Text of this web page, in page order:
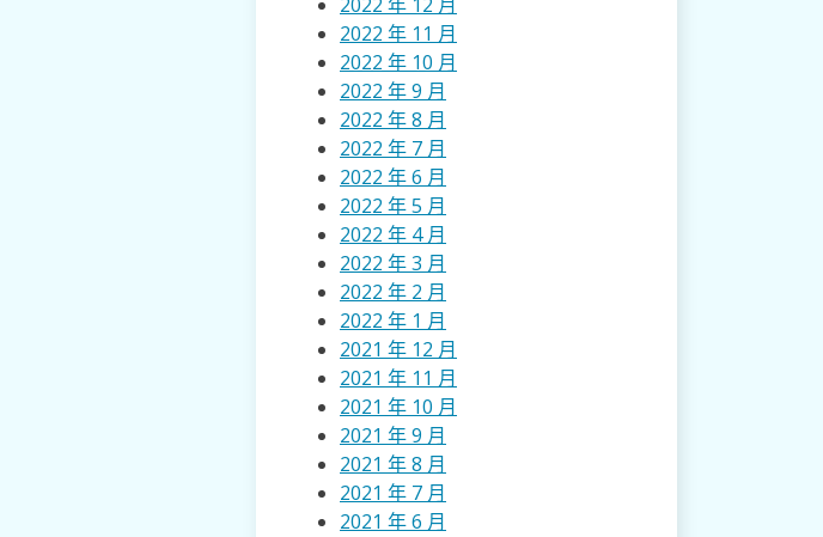
2022 年 11 月
2022 年 10 月
2022 年 9 月
2022 年 8 月
2022 年 7 月
2022 年 6 月
2022 年 5 月
2022 年 4 月
2022 年 3 月
2022 年 2 月
2022 年 1 月
2021 年 12 月
2021 年 11 月
2021 年 10 月
2021 年 9 月
2021 年 8 月
2021 年 7 月
2021 年 6 月